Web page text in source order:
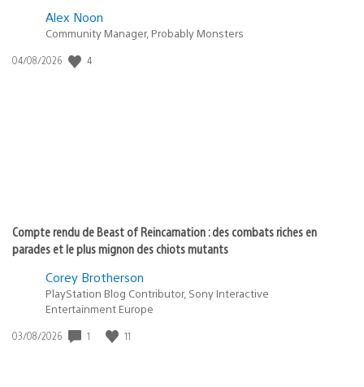
Alex Noon
Community Manager, Probably Monsters
Date
04/08/2026 4
Compte rendu de Beast of Reincarnation : des combats riches en
parades et le plus mignon des chiots mutants
Corey Brotherson
PlayStation Blog Contributor, Sony Interactive
Entertainment Europe
Date
03/08/2026 1 11